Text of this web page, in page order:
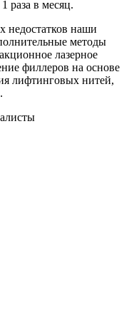
раза в месяц.
недостатков наши
методы
лазерное
филлеров на основе
лифтинговых нитей,